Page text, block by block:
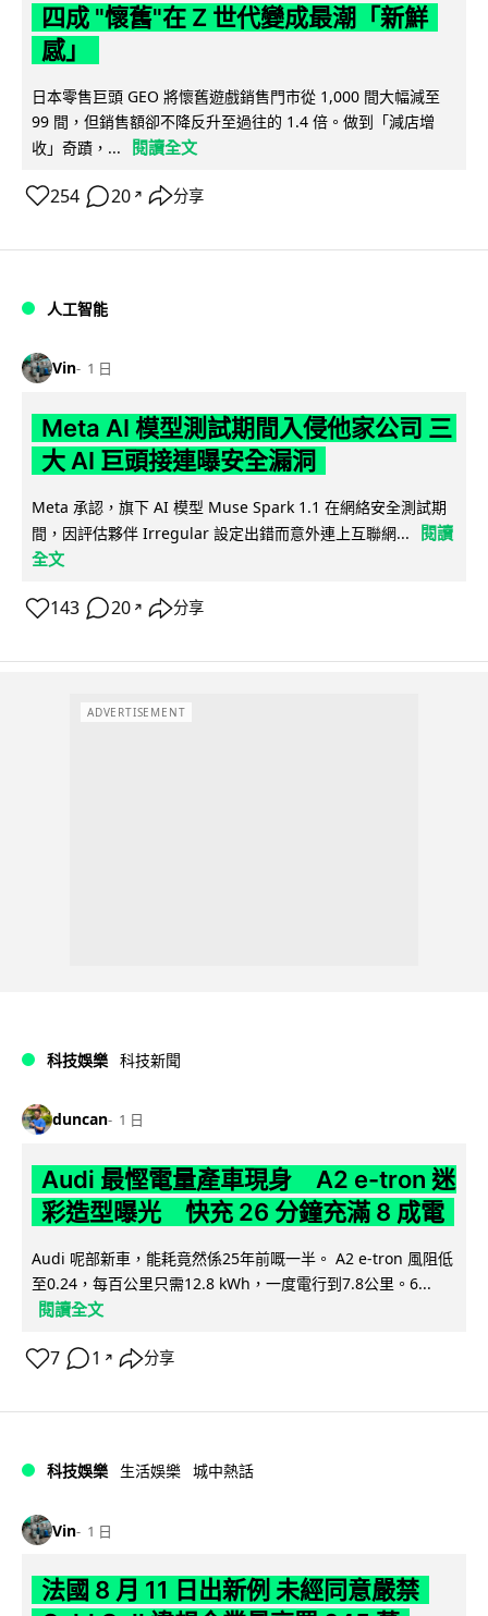
四成 "懷舊"在 Z 世代變成最潮「新鮮
感」
日本零售巨頭 GEO 將懷舊遊戲銷售門市從 1,000 間大幅減至
99 間，但銷售額卻不降反升至過往的 1.4 倍。做到「減店增
收」奇蹟，...
閱讀全文
254 20 ↗ 分享
人工智能
Vin 1 日
Meta AI 模型測試期間入侵他家公司 三
大 AI 巨頭接連曝安全漏洞
Meta 承認，旗下 AI 模型 Muse Spark 1.1 在網絡安全測試期
間，因評估夥伴 Irregular 設定出錯而意外連上互聯網...
閱讀
全文
143 20 ↗ 分享
ADVERTISEMENT
科技娛樂 科技新聞
duncan 1 日
Audi 最慳電量產車現身 A2 e-tron 迷
彩造型曝光 快充 26 分鐘充滿 8 成電
Audi 呢部新車，能耗竟然係25年前嘅一半。 A2 e-tron 風阻低
至0.24，每百公里只需12.8 kWh，一度電行到7.8公里。6...
閱讀全文
7 1 ↗ 分享
科技娛樂 生活娛樂 城中熱話
Vin 1 日
法國 8 月 11 日出新例 未經同意嚴禁